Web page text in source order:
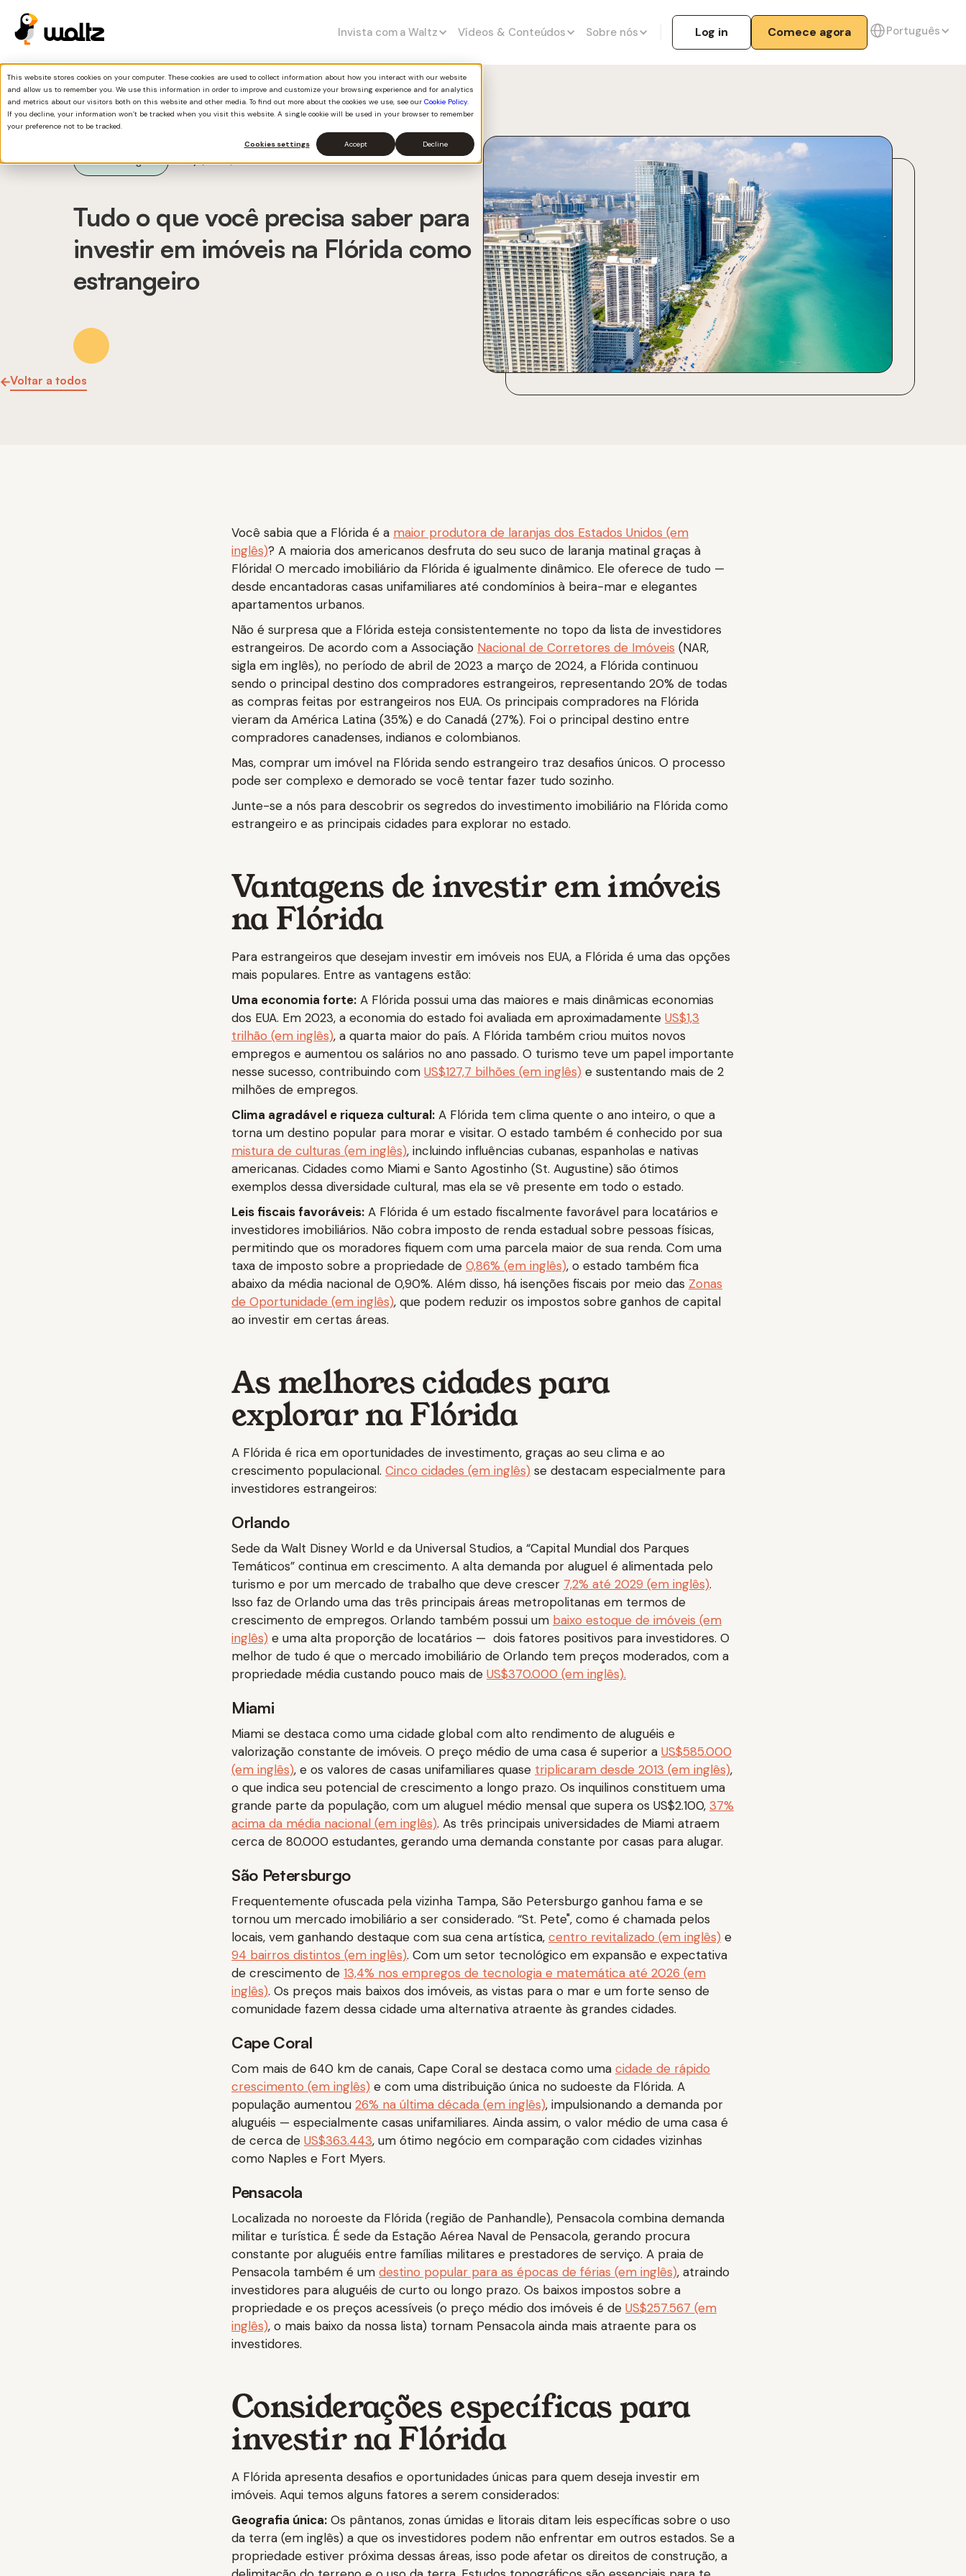
This website stores cookies on your computer. These cookies are used to collect information about how you interact with our website
and allow us to remember you. We use this information in order to improve and customize your browsing experience and for analytics
and metrics about our visitors both on this website and other media. To find out more about the cookies we use, see our Cookie Policy.
If you decline, your information won’t be tracked when you visit this website. A single cookie will be used in your browser to remember
your preference not to be tracked.
Cookies settings
Accept Decline
Invista com a Waltz Vídeos & Conteúdos Sobre nós Log in Comece agora Português
Market insights May 1, 20258min
Tudo o que você precisa saber para
investir em imóveis na Flórida como
estrangeiro
Voltar a todos
Você sabia que a Flórida é a maior produtora de laranjas dos Estados Unidos (em
inglês)? A maioria dos americanos desfruta do seu suco de laranja matinal graças à
Flórida! O mercado imobiliário da Flórida é igualmente dinâmico. Ele oferece de tudo —
desde encantadoras casas unifamiliares até condomínios à beira-mar e elegantes
apartamentos urbanos.
Não é surpresa que a Flórida esteja consistentemente no topo da lista de investidores
estrangeiros. De acordo com a Associação Nacional de Corretores de Imóveis (NAR,
sigla em inglês), no período de abril de 2023 a março de 2024, a Flórida continuou
sendo o principal destino dos compradores estrangeiros, representando 20% de todas
as compras feitas por estrangeiros nos EUA. Os principais compradores na Flórida
vieram da América Latina (35%) e do Canadá (27%). Foi o principal destino entre
compradores canadenses, indianos e colombianos.
Mas, comprar um imóvel na Flórida sendo estrangeiro traz desafios únicos. O processo
pode ser complexo e demorado se você tentar fazer tudo sozinho.
Junte-se a nós para descobrir os segredos do investimento imobiliário na Flórida como
estrangeiro e as principais cidades para explorar no estado.
Vantagens de investir em imóveis
na Flórida
Para estrangeiros que desejam investir em imóveis nos EUA, a Flórida é uma das opções
mais populares. Entre as vantagens estão:
Uma economia forte: A Flórida possui uma das maiores e mais dinâmicas economias
dos EUA. Em 2023, a economia do estado foi avaliada em aproximadamente US$1,3
trilhão (em inglês), a quarta maior do país. A Flórida também criou muitos novos
empregos e aumentou os salários no ano passado. O turismo teve um papel importante
nesse sucesso, contribuindo com US$127,7 bilhões (em inglês) e sustentando mais de 2
milhões de empregos.
Clima agradável e riqueza cultural: A Flórida tem clima quente o ano inteiro, o que a
torna um destino popular para morar e visitar. O estado também é conhecido por sua
mistura de culturas (em inglês), incluindo influências cubanas, espanholas e nativas
americanas. Cidades como Miami e Santo Agostinho (St. Augustine) são ótimos
exemplos dessa diversidade cultural, mas ela se vê presente em todo o estado.
Leis fiscais favoráveis: A Flórida é um estado fiscalmente favorável para locatários e
investidores imobiliários. Não cobra imposto de renda estadual sobre pessoas físicas,
permitindo que os moradores fiquem com uma parcela maior de sua renda. Com uma
taxa de imposto sobre a propriedade de 0,86% (em inglês), o estado também fica
abaixo da média nacional de 0,90%. Além disso, há isenções fiscais por meio das Zonas
de Oportunidade (em inglês), que podem reduzir os impostos sobre ganhos de capital
ao investir em certas áreas.
As melhores cidades para
explorar na Flórida
A Flórida é rica em oportunidades de investimento, graças ao seu clima e ao
crescimento populacional. Cinco cidades (em inglês) se destacam especialmente para
investidores estrangeiros:
Orlando
Sede da Walt Disney World e da Universal Studios, a “Capital Mundial dos Parques
Temáticos” continua em crescimento. A alta demanda por aluguel é alimentada pelo
turismo e por um mercado de trabalho que deve crescer 7,2% até 2029 (em inglês).
Isso faz de Orlando uma das três principais áreas metropolitanas em termos de
crescimento de empregos. Orlando também possui um baixo estoque de imóveis (em
inglês) e uma alta proporção de locatários — dois fatores positivos para investidores. O
melhor de tudo é que o mercado imobiliário de Orlando tem preços moderados, com a
propriedade média custando pouco mais de US$370.000 (em inglês).
Miami
Miami se destaca como uma cidade global com alto rendimento de aluguéis e
valorização constante de imóveis. O preço médio de uma casa é superior a US$585.000
(em inglês), e os valores de casas unifamiliares quase triplicaram desde 2013 (em inglês),
o que indica seu potencial de crescimento a longo prazo. Os inquilinos constituem uma
grande parte da população, com um aluguel médio mensal que supera os US$2.100, 37%
acima da média nacional (em inglês). As três principais universidades de Miami atraem
cerca de 80.000 estudantes, gerando uma demanda constante por casas para alugar.
São Petersburgo
Frequentemente ofuscada pela vizinha Tampa, São Petersburgo ganhou fama e se
tornou um mercado imobiliário a ser considerado. “St. Pete", como é chamada pelos
locais, vem ganhando destaque com sua cena artística, centro revitalizado (em inglês) e
94 bairros distintos (em inglês). Com um setor tecnológico em expansão e expectativa
de crescimento de 13,4% nos empregos de tecnologia e matemática até 2026 (em
inglês). Os preços mais baixos dos imóveis, as vistas para o mar e um forte senso de
comunidade fazem dessa cidade uma alternativa atraente às grandes cidades.
Cape Coral
Com mais de 640 km de canais, Cape Coral se destaca como uma cidade de rápido
crescimento (em inglês) e com uma distribuição única no sudoeste da Flórida. A
população aumentou 26% na última década (em inglês), impulsionando a demanda por
aluguéis — especialmente casas unifamiliares. Ainda assim, o valor médio de uma casa é
de cerca de US$363.443, um ótimo negócio em comparação com cidades vizinhas
como Naples e Fort Myers.
Pensacola
Localizada no noroeste da Flórida (região de Panhandle), Pensacola combina demanda
militar e turística. É sede da Estação Aérea Naval de Pensacola, gerando procura
constante por aluguéis entre famílias militares e prestadores de serviço. A praia de
Pensacola também é um destino popular para as épocas de férias (em inglês), atraindo
investidores para aluguéis de curto ou longo prazo. Os baixos impostos sobre a
propriedade e os preços acessíveis (o preço médio dos imóveis é de US$257.567 (em
inglês), o mais baixo da nossa lista) tornam Pensacola ainda mais atraente para os
investidores.
Considerações específicas para
investir na Flórida
A Flórida apresenta desafios e oportunidades únicas para quem deseja investir em
imóveis. Aqui temos alguns fatores a serem considerados:
Geografia única: Os pântanos, zonas úmidas e litorais ditam leis específicas sobre o uso
da terra (em inglês) a que os investidores podem não enfrentar em outros estados. Se a
propriedade estiver próxima dessas áreas, isso pode afetar os direitos de construção, a